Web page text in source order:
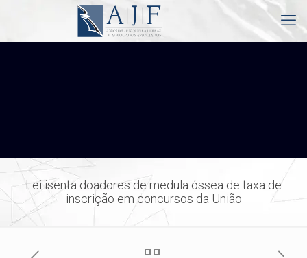
Lei isenta doadores de medula óssea de taxa de
inscrição em concursos da União